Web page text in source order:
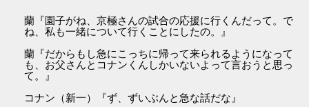
蘭『園子がね、京極さんの試合の応援に行くんだって。で
ね、私も一緒について行くことにしたの。』
蘭『だからもし急にこっちに帰って来られるようになって
も、お父さんとコナンくんしかいないよって言おうと思っ
て。』
コナン（新一）『ず、ずいぶんと急な話だな』